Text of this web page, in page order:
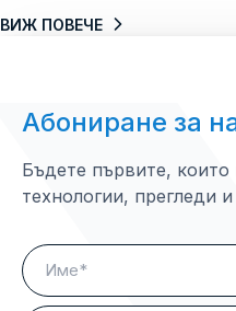
ВИЖ ПОВЕЧЕ
Абониране за
Бъдете първите, които
технологии, прегледи
Name
(Задължителни)